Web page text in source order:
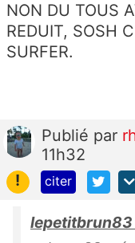
NON DU TOUS
REDUIT, SOSH
SURFER.
Publié par
11h32
!
citer
lepetitbrun83